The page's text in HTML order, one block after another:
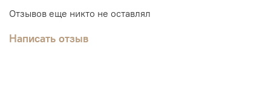
Отзывов еще никто не оставлял
Написать отзыв